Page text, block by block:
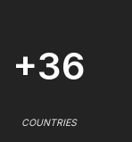
+36
COUNTRIES